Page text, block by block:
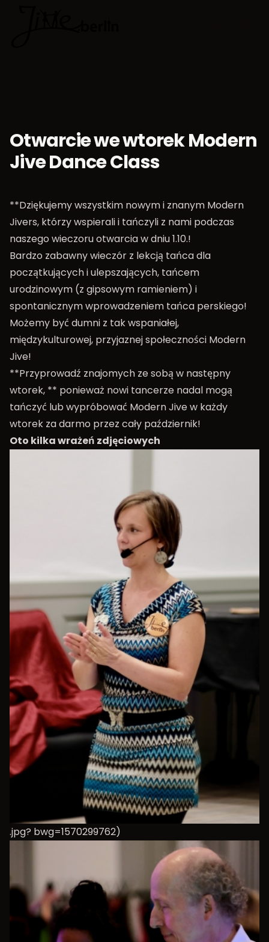
Otwarcie we wtorek Modern
Jive Dance Class
**Dziękujemy wszystkim nowym i znanym Modern
Jivers, którzy wspierali i tańczyli z nami podczas
naszego wieczoru otwarcia w dniu 1.10.!
Bardzo zabawny wieczór z lekcją tańca dla
początkujących i ulepszających, tańcem
urodzinowym (z gipsowym ramieniem) i
spontanicznym wprowadzeniem tańca perskiego!
Możemy być dumni z tak wspaniałej,
międzykulturowej, przyjaznej społeczności Modern
Jive!
**Przyprowadź znajomych ze sobą w następny
wtorek, ** ponieważ nowi tancerze nadal mogą
tańczyć lub wypróbować Modern Jive w każdy
wtorek za darmo przez cały październik!
Oto kilka wrażeń zdjęciowych
.jpg? bwg=1570299762)